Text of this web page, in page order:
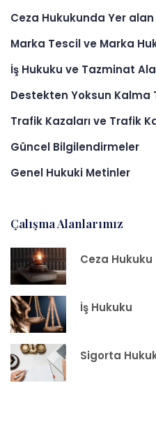
Ceza Hukukunda Yer
Marka Tescil ve Marka
İş Hukuku ve Tazminat
Destekten Yoksun Kalma
Trafik Kazaları ve Trafik
Güncel Bilgilendirmeler
Genel Hukuki Metinler
Çalışma Alanlarımız
Ceza Hukuku
İş Hukuku
Sigorta